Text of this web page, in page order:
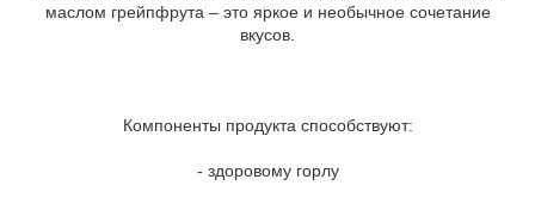
маслом грейпфрута – это яркое и необычное сочетание
вкусов.
Компоненты продукта способствуют:
- здоровому горлу